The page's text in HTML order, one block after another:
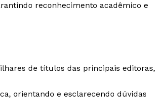
reconhecimento acadêmico e
de títulos das principais editoras,
orientando e esclarecendo dúvidas